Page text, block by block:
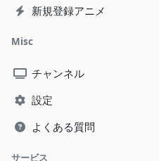
新規登録アニメ
Misc
チャンネル
設定
よくある質問
サービス